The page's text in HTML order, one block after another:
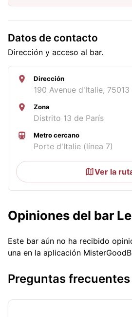
Datos de contacto
Dirección y acceso al bar.
Dirección
190 Avenue d'Italie, 75013
Zona
Distrito 13 de París
Metro cercano
Porte d'Italie (línea 7)
Ver la
Opiniones del bar
Este bar aún no ha recibido
una en la aplicación
Preguntas frecuentes